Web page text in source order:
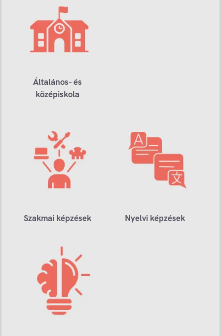
Általános- és
középiskola
Szakmai képzések Nyelvi képzések